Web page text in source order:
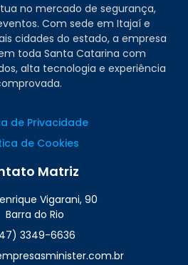
no mercado de segurança,
Com sede em Itajaí e
cidades do estado, a empresa
toda Santa Catarina com
alta tecnologia e experiência
de Privacidade
de Cookies
Matriz
Vigarani, 90
Barra do Rio
3349-6636